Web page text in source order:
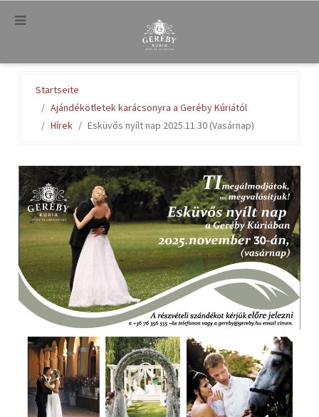
.
Startseite
Ajándékötletek karácsonyra a Geréby Kúriától
Hírek
Esküvős nyílt nap 2025.11.30 (Vasárnap)